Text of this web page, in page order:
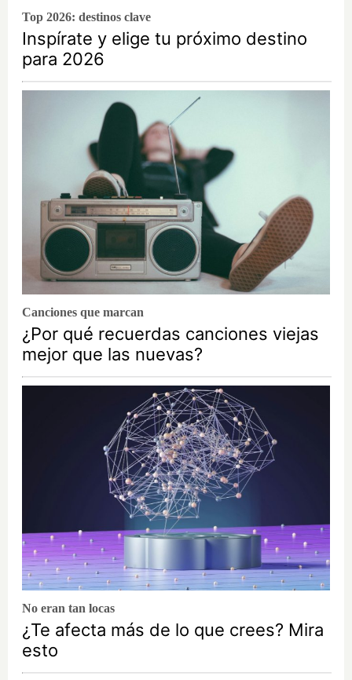
Top 2026: destinos clave
Inspírate y elige tu próximo destino
para 2026
Canciones que marcan
¿Por qué recuerdas canciones viejas
mejor que las nuevas?
No eran tan locas
¿Te afecta más de lo que crees? Mira
esto